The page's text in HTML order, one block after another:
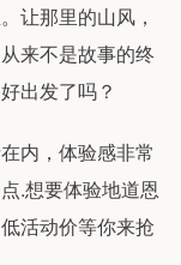
让那里的山风，
来不是故事的终
出发了吗？
内，体验感非常
.想要体验地道恩
活动价等你来抢